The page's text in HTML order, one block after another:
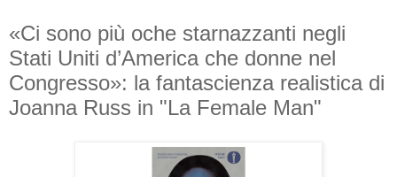
«Ci sono più oche starnazzanti negli
Stati Uniti d’America che donne nel
Congresso»: la fantascienza realistica di
Joanna Russ in "La Female Man"